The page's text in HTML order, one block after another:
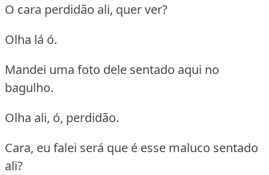
O cara perdidão ali, quer ver?
Olha lá ó.
Mandei uma foto dele sentado aqui no
bagulho.
Olha ali, ó, perdidão.
Cara, eu falei será que é esse maluco sentado
ali?